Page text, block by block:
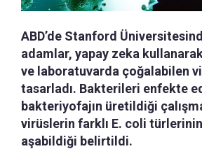
ABD’de Stanford
adamlar, yapay zeka
ve laboratuvarda çoğalabilen
tasarladı. Bakterileri enfekte
bakteriyofajın üretildiği
virüslerin farklı E. coli
aşabildiği belirtildi.